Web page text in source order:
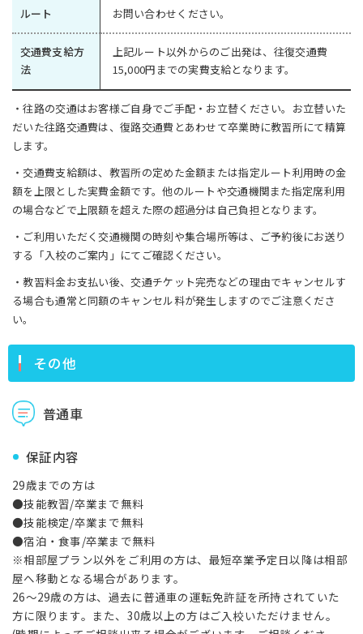
ルート お問い合わせください。
交通費支給方
法
上記ルート以外からのご出発は、往復交通費
15,000円までの実費支給となります。
・往路の交通はお客様ご自身でご手配・お立替ください。お立替いた
だいた往路交通費は、復路交通費とあわせて卒業時に教習所にて精算
します。
・交通費支給額は、教習所の定めた金額または指定ルート利用時の金
額を上限とした実費金額です。他のルートや交通機関また指定席利用
の場合などで上限額を超えた際の超過分は自己負担となります。
・ご利用いただく交通機関の時刻や集合場所等は、ご予約後にお送り
する「入校のご案内」にてご確認ください。
・教習料金お支払い後、交通チケット完売などの理由でキャンセルす
る場合も通常と同額のキャンセル料が発生しますのでご注意くださ
い。
その他
普通車
保証内容
29歳までの方は
●技能教習/卒業まで無料
●技能検定/卒業まで無料
●宿泊・食事/卒業まで無料
※相部屋プラン以外をご利用の方は、最短卒業予定日以降は相部
屋へ移動となる場合があります。
26～29歳の方は、過去に普通車の運転免許証を所持されていた
方に限ります。また、30歳以上の方はご入校いただけません。